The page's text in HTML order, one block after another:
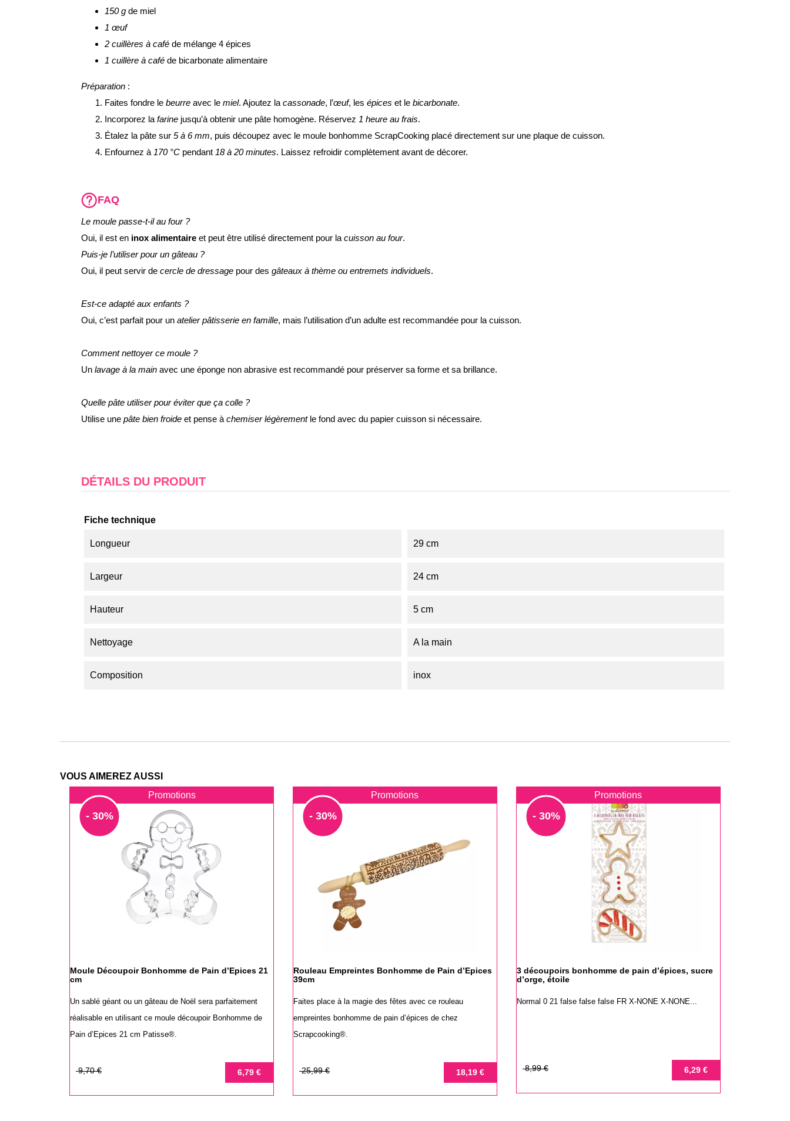
150 g de miel
1 œuf
2 cuillères à café de mélange 4 épices
1 cuillère à café de bicarbonate alimentaire
Préparation :
Faites fondre le beurre avec le miel. Ajoutez la cassonade, l’œuf, les épices et le bicarbonate.
Incorporez la farine jusqu’à obtenir une pâte homogène. Réservez 1 heure au frais.
Étalez la pâte sur 5 à 6 mm, puis découpez avec le moule bonhomme ScrapCooking placé directement sur une plaque de cuisson.
Enfournez à 170 °C pendant 18 à 20 minutes. Laissez refroidir complètement avant de décorer.
FAQ
Le moule passe-t-il au four ?
Oui, il est en inox alimentaire et peut être utilisé directement pour la cuisson au four.
Puis-je l’utiliser pour un gâteau ?
Oui, il peut servir de cercle de dressage pour des gâteaux à thème ou entremets individuels.
Est-ce adapté aux enfants ?
Oui, c’est parfait pour un atelier pâtisserie en famille, mais l’utilisation d’un adulte est recommandée pour la cuisson.
Comment nettoyer ce moule ?
Un lavage à la main avec une éponge non abrasive est recommandé pour préserver sa forme et sa brillance.
Quelle pâte utiliser pour éviter que ça colle ?
Utilise une pâte bien froide et pense à chemiser légèrementle fond avec du papier cuisson si nécessaire.
DÉTAILS DU PRODUIT
Fiche technique
Longueur 29 cm
Largeur 24 cm
Hauteur 5 cm
Nettoyage A la main
Composition inox
VOUS AIMEREZ AUSSI
Promotions
- 30%
Moule Découpoir Bonhomme de Pain d’Epices 21
cm
Un sablé géant ou un gâteau de Noël sera parfaitement
réalisable en utilisant ce moule découpoir Bonhomme de
Pain d’Epices 21 cm Patisse®.
Prix
9,70 €
Prix 6,79 €
Promotions
- 30%
Rouleau Empreintes Bonhomme de Pain d’Epices
39cm
Faites place à la magie des fêtes avec ce rouleau
empreintes bonhomme de pain d’épices de chez
Scrapcooking®.
Prix
25,99 €
Prix 18,19 €
Promotions
- 30%
3 découpoirs bonhomme de pain d’épices, sucre
d’orge, étoile
Normal 0 21 false false false FR X-NONE X-NONE...
Prix
8,99 €
Prix 6,29 €